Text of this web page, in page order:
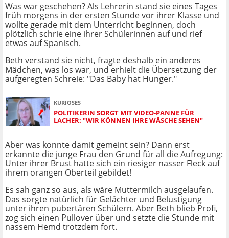
Was war geschehen? Als Lehrerin stand sie eines Tages
früh morgens in der ersten Stunde vor ihrer Klasse und
wollte gerade mit dem Unterricht beginnen, doch
plötzlich schrie eine ihrer Schülerinnen auf und rief
etwas auf Spanisch.
Beth verstand sie nicht, fragte deshalb ein anderes
Mädchen, was los war, und erhielt die Übersetzung der
aufgeregten Schreie: "Das Baby hat Hunger."
KURIOSES
POLITIKERIN SORGT MIT VIDEO-PANNE FÜR
LACHER: "WIR KÖNNEN IHRE WÄSCHE SEHEN"
Aber was konnte damit gemeint sein? Dann erst
erkannte die junge Frau den Grund für all die Aufregung:
Unter ihrer Brust hatte sich ein riesiger nasser Fleck auf
ihrem orangen Oberteil gebildet!
Es sah ganz so aus, als wäre Muttermilch ausgelaufen.
Das sorgte natürlich für Gelächter und Belustigung
unter ihren pubertären Schülern. Aber Beth blieb Profi,
zog sich einen Pullover über und setzte die Stunde mit
nassem Hemd trotzdem fort.